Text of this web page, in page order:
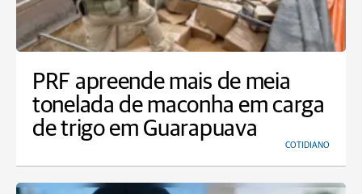
PRF apreende mais de meia
tonelada de maconha em carga
de trigo em Guarapuava
COTIDIANO